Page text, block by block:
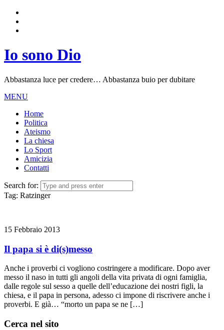
Io sono Dio
Abbastanza luce per credere… Abbastanza buio per dubitare
MENU
Home
Politica
Ateismo
La chiesa
Lo Sport
Amicizia
Contatti
Search for:
Tag: Ratzinger
15 Febbraio 2013
Il papa si è di(s)messo
Anche i proverbi ci vogliono costringere a modificare. Dopo aver
messo il naso in tutti gli angoli della vita privata di ogni famiglia,
dalle regole sul sesso a quelle dell’educazione dei nostri figli, la
chiesa, e il papa in persona, adesso ci impone di riscrivere anche i
proverbi. E già… “morto un papa se ne […]
Cerca nel sito